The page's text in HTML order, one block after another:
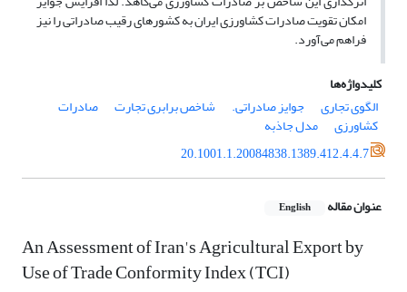
امکان تقویت صادرات کشاورزی ایران به کشورهای رقیب صادراتی را نیز
فراهم می‌آورد.
کلیدواژه‌ها
الگوی تجاری
جوایز صادراتی. شاخص برابری تجارت صادرات
کشاورزی
مدل جاذبه
20.1001.1.20084838.1389.412.4.4.7
عنوان مقاله English
An Assessment of Iran's Agricultural Export by
Use of Trade Conformity Index (TCI)